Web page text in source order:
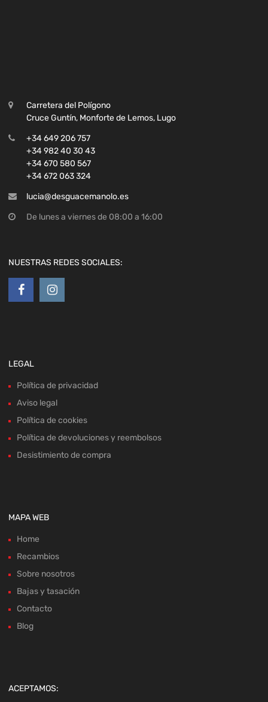
+34 670 580 567
+34 672 063 324
lucia@desguacemanolo.es
De lunes a viernes de 08:00 a 16:00
Política de cookies
Política de devoluciones y reembolsos
Desistimiento de compra
Sobre nosotros
Bajas y tasación
Contacto
Blog